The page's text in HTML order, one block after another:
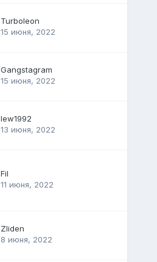
Turboleon
15 июня, 2022
Gangstagram
15 июня, 2022
lew1992
13 июня, 2022
Fil
11 июня, 2022
Zliden
8 июня, 2022